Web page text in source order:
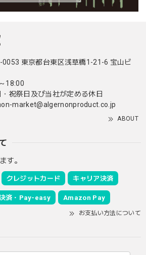
0053 東京都台東区浅草橋1-21-6 宝山ビ
18:00
・祝祭日及び当社が定める休日
market@algernonproduct.co.jp
ABOUT
す。
クレジットカード キャリア決済
済・Pay-easy Amazon Pay
お支払い方法について